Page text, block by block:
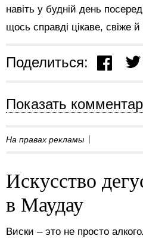
навіть у будній день
щось справді цікаве, свіже
Поделиться:
Показать
На правах рекламы
Искусство
в Маудау
Виски – это не просто